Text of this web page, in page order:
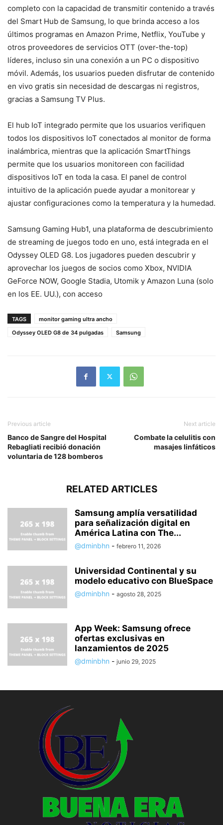
completo con la capacidad de transmitir contenido a través
del Smart Hub de Samsung, lo que brinda acceso a los
últimos programas en Amazon Prime, Netflix, YouTube y
otros proveedores de servicios OTT (over-the-top)
líderes, incluso sin una conexión a un PC o dispositivo
móvil. Además, los usuarios pueden disfrutar de contenido
en vivo gratis sin necesidad de descargas ni registros,
gracias a Samsung TV Plus.
El hub IoT integrado permite que los usuarios verifiquen
todos los dispositivos IoT conectados al monitor de forma
inalámbrica, mientras que la aplicación SmartThings
permite que los usuarios monitoreen con facilidad
dispositivos IoT en toda la casa. El panel de control
intuitivo de la aplicación puede ayudar a monitorear y
ajustar configuraciones como la temperatura y la humedad.
Samsung Gaming Hub1, una plataforma de descubrimiento
de streaming de juegos todo en uno, está integrada en el
Odyssey OLED G8. Los jugadores pueden descubrir y
aprovechar los juegos de socios como Xbox, NVIDIA
GeForce NOW, Google Stadia, Utomik y Amazon Luna (solo
en los EE. UU.), con acceso
TAGS
monitor gaming ultra ancho
Odyssey OLED G8 de 34 pulgadas
Samsung
Previous article
Banco de Sangre del Hospital
Rebagliati recibió donación
voluntaria de 128 bomberos
Next article
Combate la celulitis con
masajes linfáticos
RELATED ARTICLES
Samsung amplía versatilidad
para señalización digital en
América Latina con The...
@dminbhn - febrero 11, 2026
Universidad Continental y su
modelo educativo con BlueSpace
@dminbhn - agosto 28, 2025
App Week: Samsung ofrece
ofertas exclusivas en
lanzamientos de 2025
@dminbhn - junio 29, 2025